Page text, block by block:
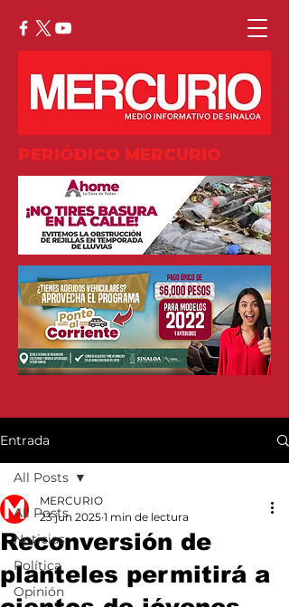
PERIÓDICO MERCURIO
Entrada
All Posts
Noticias
Política
Opinión
All Posts
Reconversión de
planteles permitirá a
MERCURIO
23 jun 2025 1 min de lectura